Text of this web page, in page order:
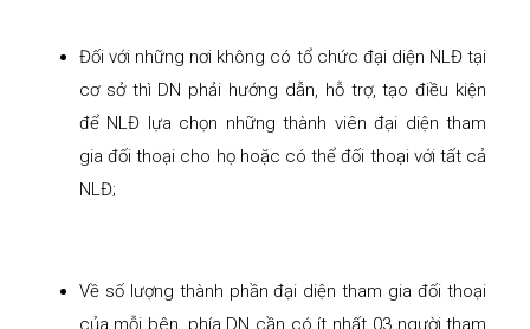
Đối với những nơi không có tổ chức đại diện NLĐ tại
cơ sở thì DN phải hướng dẫn, hỗ trợ, tạo điều kiện
để NLĐ lựa chọn những thành viên đại diện tham
gia đối thoại cho họ hoặc có thể đối thoại với tất cả
NLĐ;
Về số lượng thành phần đại diện tham gia đối thoại
của mỗi bên, phía DN cần có ít nhất 03 người tham